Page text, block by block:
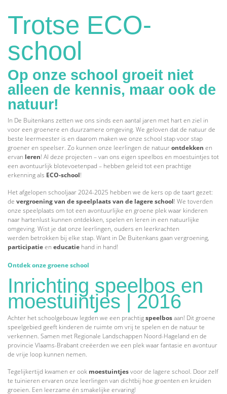
Trotse ECO-
school
Op onze school groeit niet
alleen de kennis, maar ook de
natuur!
In De Buitenkans zetten we ons sinds een aantal jaren met hart en ziel in
voor een groenere en duurzamere omgeving. We geloven dat de natuur de
beste leermeester is en daarom maken we onze school stap voor stap
groener en speelser. Zo kunnen onze leerlingen de natuurontdekken en
ervan leren! Al deze projecten – van ons eigen speelbos en moestuintjes tot
een avontuurlijk blotevoetenpad – hebben geleid tot een prachtige
erkenning als ECO-school!
Het afgelopen schooljaar 2024-2025 hebben we de kers op de taart gezet:
de vergroening van de speelplaats van de lagere school! We toverden
onze speelplaats om tot een avontuurlijke en groene plek waar kinderen
naar hartenlust kunnen ontdekken, spelen en leren in een natuurlijke
omgeving. Wist je dat onze leerlingen, ouders en leerkrachten
werden betrokken bij elke stap. Want in De Buitenkans gaan vergroening,
participatieen educatie hand in hand!
Ontdek onze groene school
Inrichting speelbos en
moestuintjes | 2016
Achter het schoolgebouw legden we een prachtigspeelbosaan! Dit groene
speelgebied geeft kinderen de ruimte om vrij te spelen en de natuur te
verkennen. Samen met Regionale Landschappen Noord-Hageland en de
provincie Vlaams-Brabant creëerden we een plek waar fantasie en avontuur
de vrije loop kunnen nemen.
Tegelijkertijd kwamen er ook moestuintjesvoor de lagere school. Door zelf
te tuinieren ervaren onze leerlingen van dichtbij hoe groenten en kruiden
groeien. Een leerzame én smakelijke ervaring!